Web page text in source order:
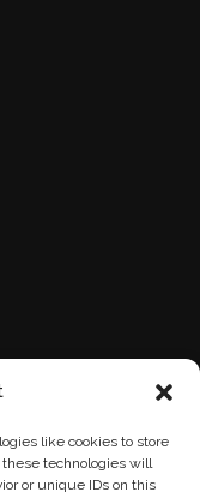
like cookies to store
technologies will
or unique IDs on this